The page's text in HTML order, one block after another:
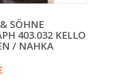
SÖHNE
403.032 KELLO
/ NAHKA